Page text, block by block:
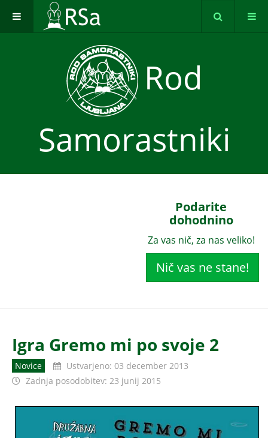
Rod
Samorastniki
Podarite
dohodnino
Za vas nič, za nas veliko!
Nič vas ne stane!
Igra Gremo mi po svoje 2
Novice
Ustvarjeno: 03 december 2013
Zadnja posodobitev: 23 junij 2015